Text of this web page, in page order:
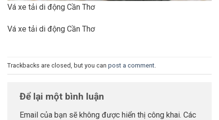
Vá xe tải di động Cần Thơ
Vá xe tải di động Cần Thơ
Trackbacks are closed, but you can post a comment
Để lại một bình luận
Email của bạn sẽ không được hiển thị công khai. Các